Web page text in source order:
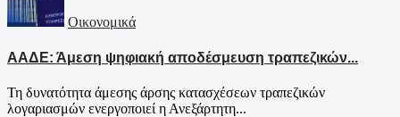
Οικονομικά
ΑΑΔΕ: Άμεση ψηφιακή αποδέσμευση τραπεζικών...
Τη δυνατότητα άμεσης άρσης κατασχέσεων τραπεζικών
λογαριασμών ενεργοποιεί η Ανεξάρτητη...